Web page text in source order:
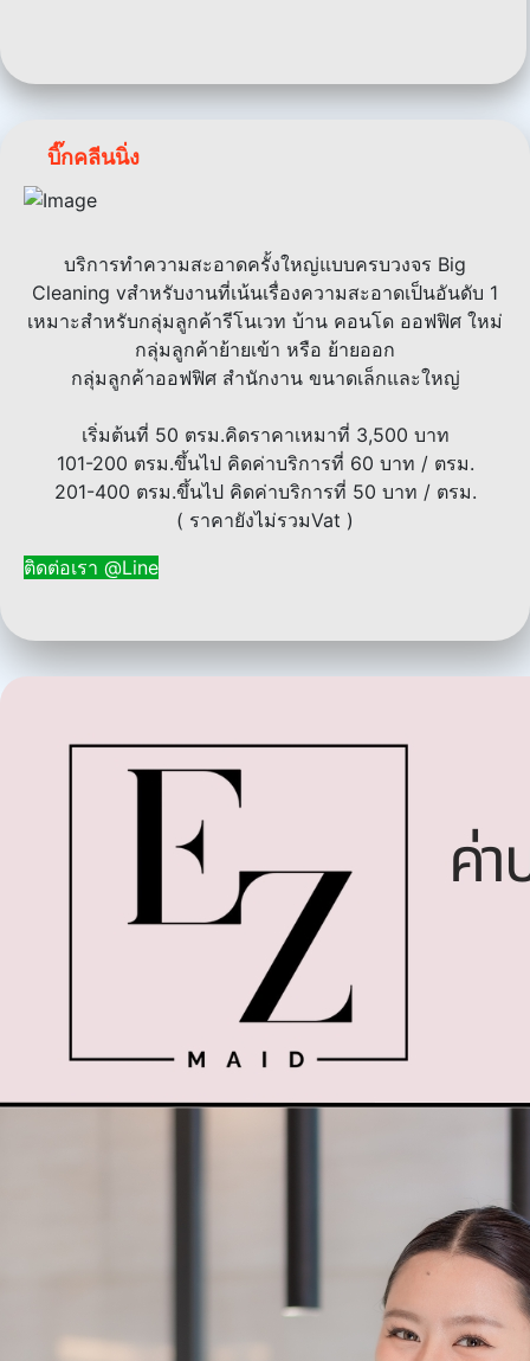
บิ๊กคลีนนิ่ง
บริการทำความสะอาดครั้งใหญ่แบบครบวงจร Big
Cleaning vสำหรับงานที่เน้นเรื่องความสะอาดเป็นอันดับ 1
เหมาะสำหรับกลุ่มลูกค้ารีโนเวท บ้าน คอนโด ออฟฟิศ ใหม่
กลุ่มลูกค้าย้ายเข้า หรือ ย้ายออก
กลุ่มลูกค้าออฟฟิศ สำนักงาน ขนาดเล็กและใหญ่
เริ่มต้นที่ 50 ตรม.คิดราคาเหมาที่ 3,500 บาท
101-200 ตรม.ขึ้นไป คิดค่าบริการที่ 60 บาท / ตรม.
201-400 ตรม.ขึ้นไป คิดค่าบริการที่ 50 บาท / ตรม.
( ราคายังไม่รวมVat )
ติดต่อเรา @Line